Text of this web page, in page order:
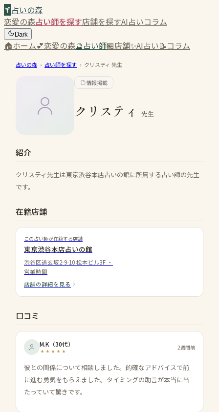
占いの森
恋愛の森占い師を探す店舗を探すAI占いコラム
Dark
🏠ホーム💕恋愛の森🔮占い師🏪店舗✨AI占い📝コラム
占いの森 › 占い師を探す › クリスティ 先生
情報掲載
クリスティ 先生
紹介
クリスティ先生は東京渋谷本店占いの館に所属する占い師の先生
です。
在籍店舗
この占い師が在籍する店舗
東京渋谷本店占いの館
渋谷区道玄坂2-9-10 松本ビル3F ・
営業時間
店舗の詳細を見る
口コミ
M.K （30代） 2週間前
彼との関係について相談しました。的確なアドバイスで前
に進む勇気をもらえました。タイミングの助言が本当に当
たっていて驚きです。